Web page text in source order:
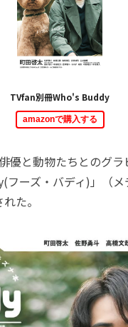
TVfan別冊Who's Buddy
amazonで購入する
優と動物たちとのグ
ーズ・バディ)」（メ
た。